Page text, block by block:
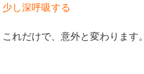
少し深呼吸する
これだけで、意外と変わります。